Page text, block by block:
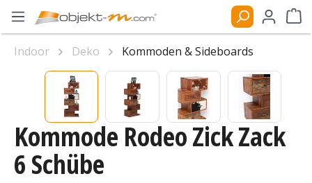
Zum Hauptinhalt springen
Kommode Rodeo Zick Zack
6 Schübe
Indoor Deko
Kommoden & Sideboards
Bildergalerie überspringen